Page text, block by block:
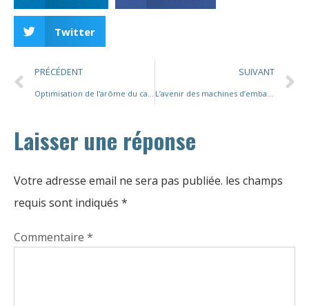
Twitter
PRÉCÉDENT
Optimisation de l'arôme du café : solutions avancées d'emballage de sachets de café filtre
SUIVANT
L’avenir des machines d’emballage de sachets de thé Pyramid : innovation et durabilité
Laisser une réponse
Votre adresse email ne sera pas publiée. les champs
requis sont indiqués *
Commentaire *